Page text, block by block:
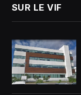
SUR LE VIF